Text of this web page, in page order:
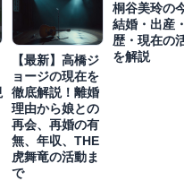
【最新】高橋ジ
ョージの現在を
徹底解説！離婚
理由から娘との
再会、再婚の有
無、年収、THE
虎舞竜の活動ま
で
桐谷美玲の
結婚・出産
歴・現在の
を解説